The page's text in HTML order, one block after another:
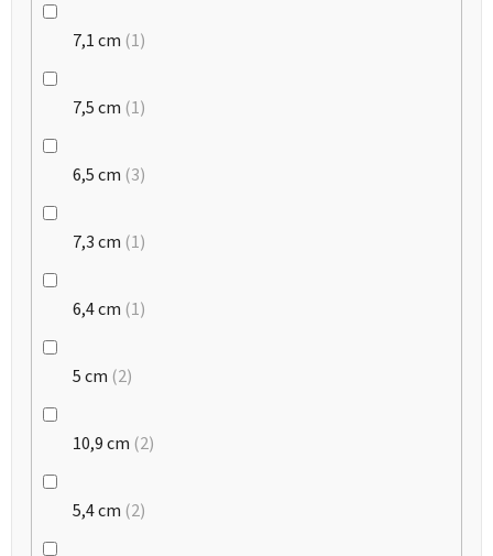
7,1 cm 1
7,5 cm 1
6,5 cm 3
7,3 cm 1
6,4 cm 1
5 cm 2
10,9 cm 2
5,4 cm 2